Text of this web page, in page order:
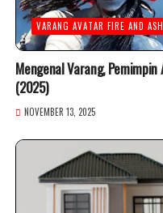
VARANG AVATAR FIRE AND ASH
Mengenal Varang, Pemimpin
(2025)
NOVEMBER 13, 2025